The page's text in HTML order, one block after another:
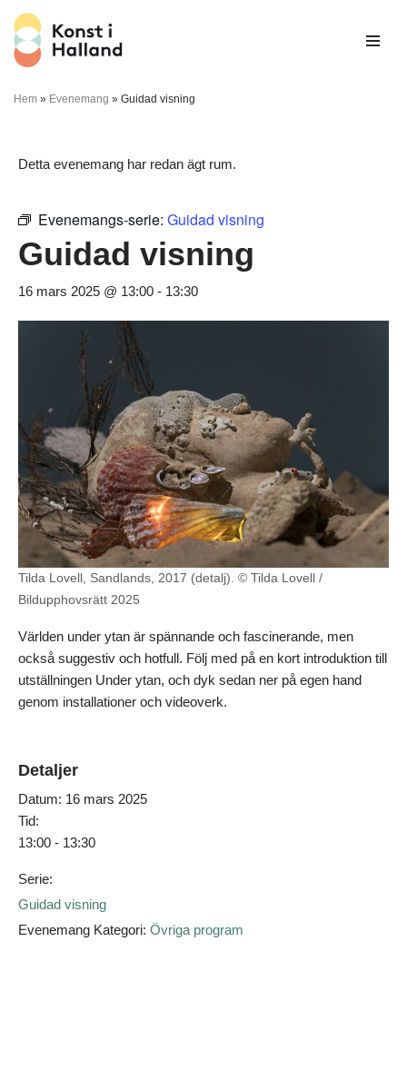
Hoppa
till
innehåll
Hem » Evenemang » Guidad visning
Detta evenemang har redan ägt rum.
Evenemangs-serie: Guidad visning
Guidad visning
16 mars 2025 @ 13:00 - 13:30
Tilda Lovell, Sandlands, 2017 (detalj). © Tilda Lovell /
Bildupphovsrätt 2025
Världen under ytan är spännande och fascinerande, men
också suggestiv och hotfull. Följ med på en kort introduktion till
utställningen Under ytan, och dyk sedan ner på egen hand
genom installationer och videoverk.
Detaljer
Datum: 16 mars 2025
Tid:
13:00 - 13:30
Serie:
Guidad visning
Evenemang Kategori: Övriga program